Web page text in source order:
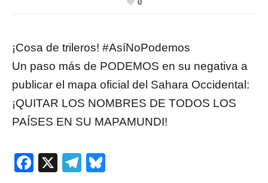
0
¡Cosa de trileros! #AsíNoPodemos
Un paso más de PODEMOS en su negativa a
publicar el mapa oficial del Sahara Occidental:
¡QUITAR LOS NOMBRES DE TODOS LOS
PAÍSES EN SU MAPAMUNDI!
Facebook
X Telegram